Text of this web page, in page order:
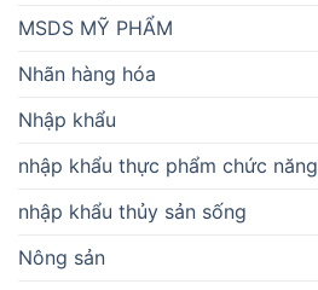
MSDS MỸ PHẨM
Nhãn hàng hóa
Nhập khẩu
nhập khẩu thực phẩm chức năng
nhập khẩu thủy sản sống
Nông sản